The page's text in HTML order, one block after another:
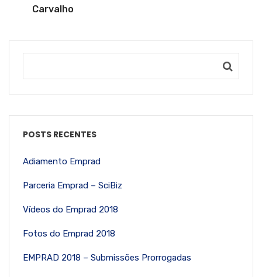
Carvalho
POSTS RECENTES
Adiamento Emprad
Parceria Emprad – SciBiz
Vídeos do Emprad 2018
Fotos do Emprad 2018
EMPRAD 2018 – Submissões Prorrogadas